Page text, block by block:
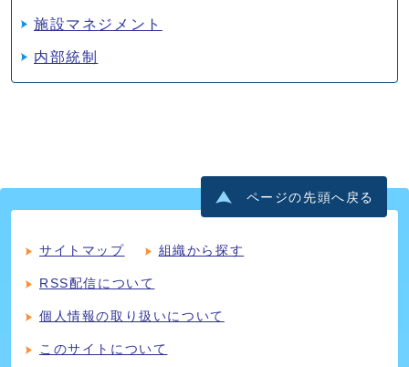
施設マネジメント
内部統制
ページの先頭へ戻る
サイトマップ 組織から探す
RSS配信について
個人情報の取り扱いについて
このサイトについて